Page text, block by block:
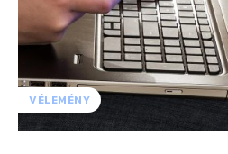
VÉLEMÉNY